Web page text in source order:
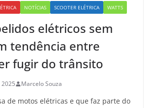
NOTÍCIAS SCOOTER ELÉTRICA WATTS
elétricos sem
tendência entre
fugir do trânsito
Marcelo Souza
de motos elétricas e que faz parte do